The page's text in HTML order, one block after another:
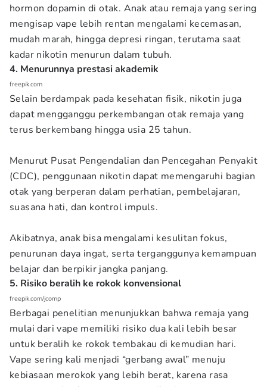
hormon dopamin di otak. Anak atau remaja yang sering
mengisap vape lebih rentan mengalami kecemasan,
mudah marah, hingga depresi ringan, terutama saat
kadar nikotin menurun dalam tubuh.
4. Menurunnya prestasi akademik
freepik.com
Selain berdampak pada kesehatan fisik, nikotin juga
dapat mengganggu perkembangan otak remaja yang
terus berkembang hingga usia 25 tahun.
Menurut Pusat Pengendalian dan Pencegahan Penyakit
(CDC), penggunaan nikotin dapat memengaruhi bagian
otak yang berperan dalam perhatian, pembelajaran,
suasana hati, dan kontrol impuls.
Akibatnya, anak bisa mengalami kesulitan fokus,
penurunan daya ingat, serta terganggunya kemampuan
belajar dan berpikir jangka panjang.
5. Risiko beralih ke rokok konvensional
freepik.com/jcomp
Berbagai penelitian menunjukkan bahwa remaja yang
mulai dari vape memiliki risiko dua kali lebih besar
untuk beralih ke rokok tembakau di kemudian hari.
Vape sering kali menjadi “gerbang awal” menuju
kebiasaan merokok yang lebih berat, karena rasa